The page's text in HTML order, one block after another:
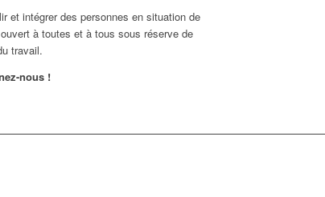
et intégrer des personnes en situation de
à toutes et à tous sous réserve de
travail.
nous !